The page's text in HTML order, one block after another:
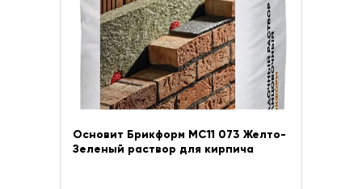
Основит Брикформ МС11 073 Желто-
Зеленый раствор для кирпича